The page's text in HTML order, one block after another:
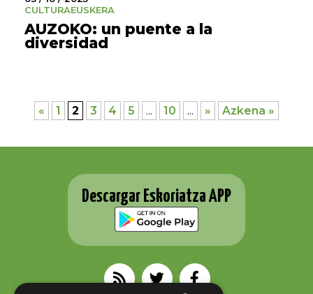
CULTURAEUSKERA
AUZOKO: un puente a la
diversidad
« 1 2 3 4 5 ... 10 ... » Azkena »
Descargar Eskoriatza APP